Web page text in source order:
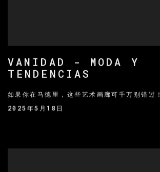
VANIDAD - MODA Y
TENDENCIAS
如果你在马德里，这些艺术画廊可千万别错过！
2025年5月18日